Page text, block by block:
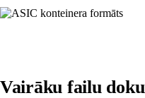
Vairāku failu